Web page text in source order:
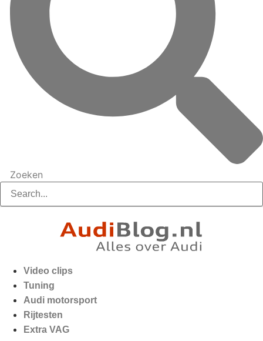
Zoeken
Video clips
Tuning
Audi motorsport
Rijtesten
Extra VAG